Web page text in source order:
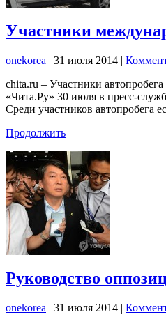
Участники
onekorea | 31 июля 2014 |
chita.ru – Участники
«Чита.Ру» 30 июля в пресс-
Среди участников автопробега
Продолжить
Руководство
onekorea | 31 июля 2014 |